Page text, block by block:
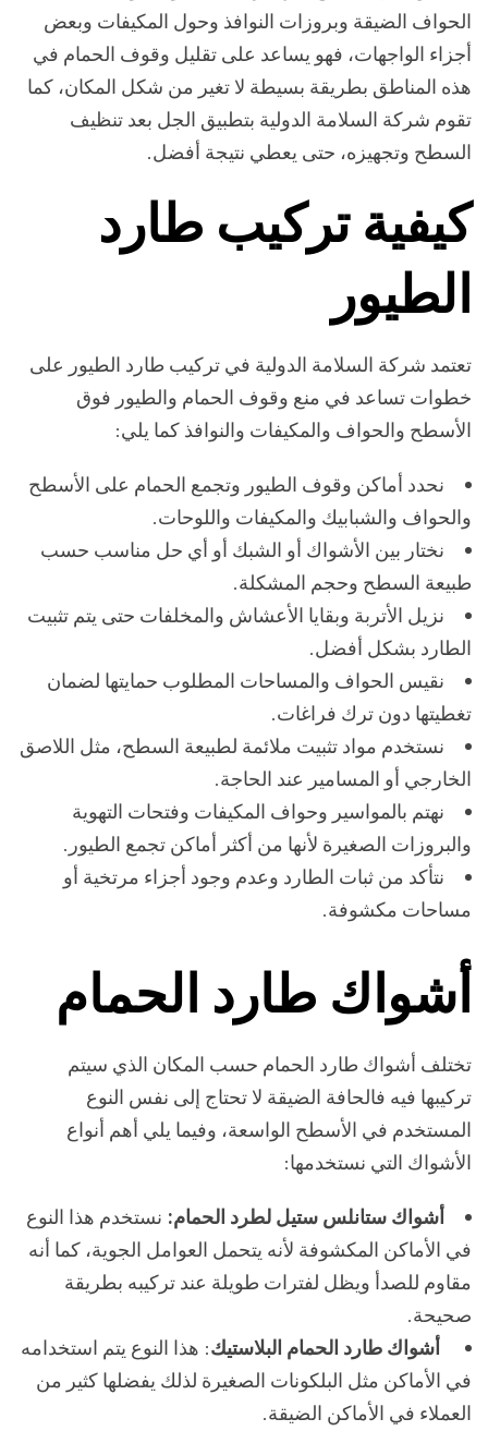
الحواف الضيقة وبروزات النوافذ وحول المكيفات وبعض
أجزاء الواجهات، فهو يساعد على تقليل وقوف الحمام في
هذه المناطق بطريقة بسيطة لا تغير من شكل المكان، كما
تقوم شركة السلامة الدولية بتطبيق الجل بعد تنظيف
السطح وتجهيزه، حتى يعطي نتيجة أفضل.
كيفية تركيب طارد
الطيور
تعتمد شركة السلامة الدولية في تركيب طارد الطيور على
خطوات تساعد في منع وقوف الحمام والطيور فوق
الأسطح والحواف والمكيفات والنوافذ كما يلي:
نحدد أماكن وقوف الطيور وتجمع الحمام على الأسطح
والحواف والشبابيك والمكيفات واللوحات.
نختار بين الأشواك أو الشبك أو أي حل مناسب حسب
طبيعة السطح وحجم المشكلة.
نزيل الأتربة وبقايا الأعشاش والمخلفات حتى يتم تثبيت
الطارد بشكل أفضل.
نقيس الحواف والمساحات المطلوب حمايتها لضمان
تغطيتها دون ترك فراغات.
نستخدم مواد تثبيت ملائمة لطبيعة السطح، مثل اللاصق
الخارجي أو المسامير عند الحاجة.
نهتم بالمواسير وحواف المكيفات وفتحات التهوية
والبروزات الصغيرة لأنها من أكثر أماكن تجمع الطيور.
نتأكد من ثبات الطارد وعدم وجود أجزاء مرتخية أو
مساحات مكشوفة.
أشواك طارد الحمام
تختلف أشواك طارد الحمام حسب المكان الذي سيتم
تركيبها فيه فالحافة الضيقة لا تحتاج إلى نفس النوع
المستخدم في الأسطح الواسعة، وفيما يلي أهم أنواع
الأشواك التي نستخدمها:
أشواك ستانلس ستيل لطرد الحمام: نستخدم هذا النوع
في الأماكن المكشوفة لأنه يتحمل العوامل الجوية، كما أنه
مقاوم للصدأ ويظل لفترات طويلة عند تركيبه بطريقة
صحيحة.
أشواك طارد الحمام البلاستيك: هذا النوع يتم استخدامه
في الأماكن مثل البلكونات الصغيرة لذلك يفضلها كثير من
العملاء في الأماكن الضيقة.